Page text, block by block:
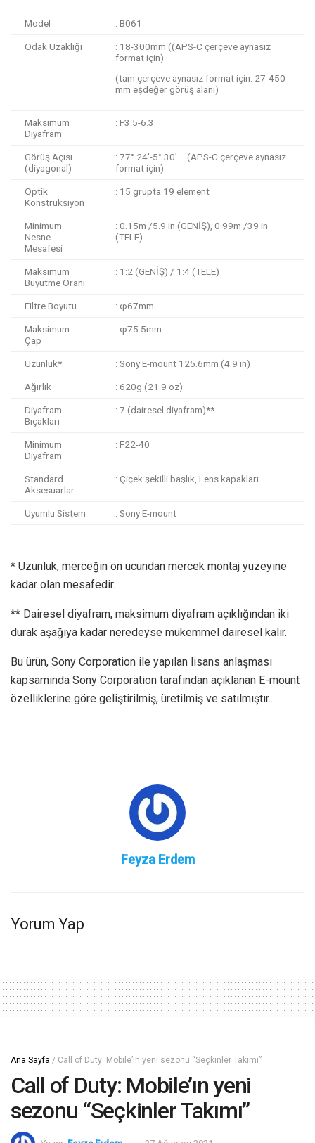
Model : B061
Odak Uzaklığı : 18-300mm ((APS-C çerçeve aynasız
format için)
(tam çerçeve aynasız format için: 27-450
mm eşdeğer görüş alanı)
Maksimum
Diyafram
: F3.5-6.3
Görüş Açısı
(diyagonal)
: 77° 24′-5° 30’ (APS-C çerçeve aynasız
format için)
Optik
Konstrüksiyon
: 15 grupta 19 element
Minimum
Nesne
Mesafesi
: 0.15m /5.9 in (GENİŞ), 0.99m /39 in
(TELE)
Maksimum
Büyütme Oranı
: 1:2 (GENİŞ) / 1:4 (TELE)
Filtre Boyutu : φ67mm
Maksimum
Çap
: φ75.5mm
Uzunluk* : Sony E-mount 125.6mm (4.9 in)
Ağırlık : 620g (21.9 oz)
Diyafram
Bıçakları
: 7 (dairesel diyafram)**
Minimum
Diyafram
: F22-40
Standard
Aksesuarlar
: Çiçek şekilli başlık, Lens kapakları
Uyumlu Sistem : Sony E-mount
* Uzunluk, merceğin ön ucundan mercek montaj yüzeyine
kadar olan mesafedir.
** Dairesel diyafram, maksimum diyafram açıklığından iki
durak aşağıya kadar neredeyse mükemmel dairesel kalır.
Bu ürün, Sony Corporation ile yapılan lisans anlaşması
kapsamında Sony Corporation tarafından açıklanan E-mount
özelliklerine göre geliştirilmiş, üretilmiş ve satılmıştır..
Feyza Erdem
Yorum Yap
Ana Sayfa / Call of Duty: Mobile’ın yeni sezonu “Seçkinler Takımı”
Call of Duty: Mobile’ın yeni
sezonu “Seçkinler Takımı”